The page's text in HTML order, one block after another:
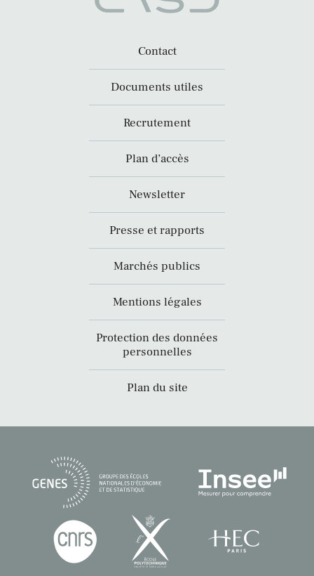
Contact
Documents utiles
Recrutement
Plan d’accès
Newsletter
Presse et rapports
Marchés publics
Mentions légales
Protection des données
personnelles
Plan du site